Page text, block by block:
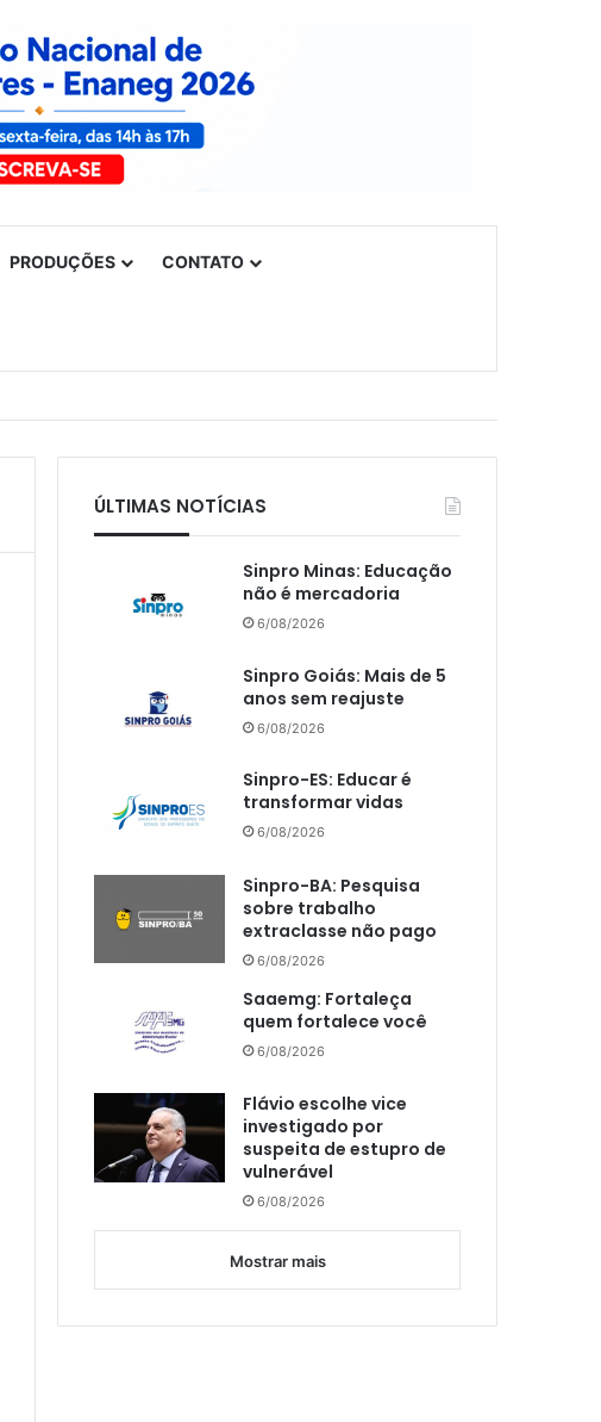
PRODUÇÕES CONTATO
ÚLTIMAS NOTÍCIAS
Sinpro Minas: Educação
não é mercadoria
6/08/2026
Sinpro Goiás: Mais de 5
anos sem reajuste
6/08/2026
Sinpro-ES: Educar é
transformar vidas
6/08/2026
Sinpro-BA: Pesquisa
sobre trabalho
extraclasse não pago
6/08/2026
Saaemg: Fortaleça
quem fortalece você
6/08/2026
Flávio escolhe vice
investigado por
suspeita de estupro de
vulnerável
6/08/2026
Mostrar mais